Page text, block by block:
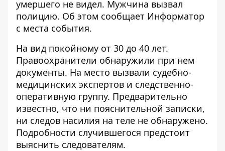
умершего не видел. Мужчина вызвал
полицию. Об этом сообщает Информатор
с места события.
На вид покойному от 30 до 40 лет.
Правоохранители обнаружили при нем
документы. На место вызвали судебно-
медицинских экспертов и следственно-
оперативную группу. Предварительно
известно, что ни пояснительной записки,
ни следов насилия на теле не обнаружено.
Подробности случившегося предстоит
выяснить следователям.